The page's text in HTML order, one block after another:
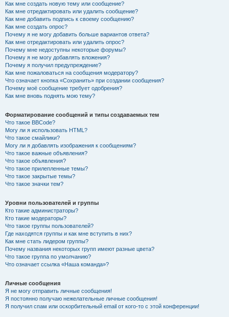
Как мне создать новую тему или сообщение?
Как мне отредактировать или удалить сообщение?
Как мне добавить подпись к своему сообщению?
Как мне создать опрос?
Почему я не могу добавить больше вариантов ответа?
Как мне отредактировать или удалить опрос?
Почему мне недоступны некоторые форумы?
Почему я не могу добавлять вложения?
Почему я получил предупреждение?
Как мне пожаловаться на сообщения модератору?
Что означает кнопка «Сохранить» при создании сообщения?
Почему моё сообщение требует одобрения?
Как мне вновь поднять мою тему?
Форматирование сообщений и типы создаваемых тем
Что такое BBCode?
Могу ли я использовать HTML?
Что такое смайлики?
Могу ли я добавлять изображения к сообщениям?
Что такое важные объявления?
Что такое объявления?
Что такое прилепленные темы?
Что такое закрытые темы?
Что такое значки тем?
Уровни пользователей и группы
Кто такие администраторы?
Кто такие модераторы?
Что такое группы пользователей?
Где находятся группы и как мне вступить в них?
Как мне стать лидером группы?
Почему названия некоторых групп имеют разные цвета?
Что такое группа по умолчанию?
Что означает ссылка «Наша команда»?
Личные сообщения
Я не могу отправить личные сообщения!
Я постоянно получаю нежелательные личные сообщения!
Я получил спам или оскорбительный email от кого-то с этой конференции!